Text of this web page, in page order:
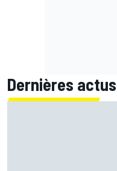
Dernières actus